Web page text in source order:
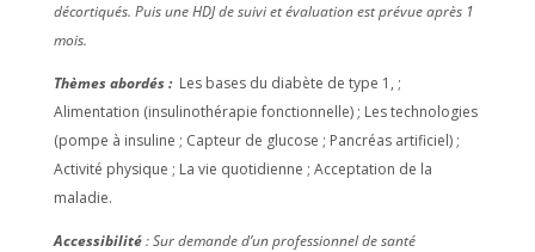
décortiqués. Puis une HDJ de suivi et évaluation est prévue après 1
mois.
Thèmes abordés : Les bases du diabète de type 1, ;
Alimentation (insulinothérapie fonctionnelle) ; Les technologies
(pompe à insuline ; Capteur de glucose ; Pancréas artificiel) ;
Activité physique ; La vie quotidienne ; Acceptation de la
maladie.
Accessibilité: Sur demande d’un professionnel de santé